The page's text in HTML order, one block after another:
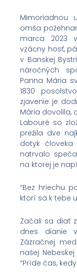
Mimoriadnou
omša
marca 2023
vzácny hosť,
v Banskej
náročných
Panna Mária
1830
zjavenie je
Mária dovolila, aby
Labouré so
prežila dve
dotyk
natrvalo
na ktorej je
“Bez hriechu
ktorí sa k tebe
Začali sa diať
dnes dianie
Zázračnej
našej Nebeskej Matky, ktorá vo
“Príde čas,